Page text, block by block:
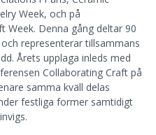
Week, och på
Week. Denna gång deltar 90
representerar tillsammans
Årets upplaga inleds med
Collaborating Craft på
samma kväll delas
festliga former samtidigt